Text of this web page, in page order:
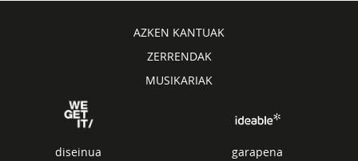
AZKEN KANTUAK
ZERRENDAK
MUSIKARIAK
diseinua garapena